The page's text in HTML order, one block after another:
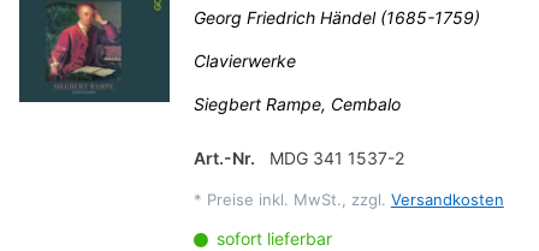
Georg Friedrich Händel (1685-1759)
Clavierwerke
Siegbert Rampe, Cembalo
Art.-Nr. MDG 341 1537-2
* Preise inkl. MwSt., zzgl. Versandkosten
sofort lieferbar